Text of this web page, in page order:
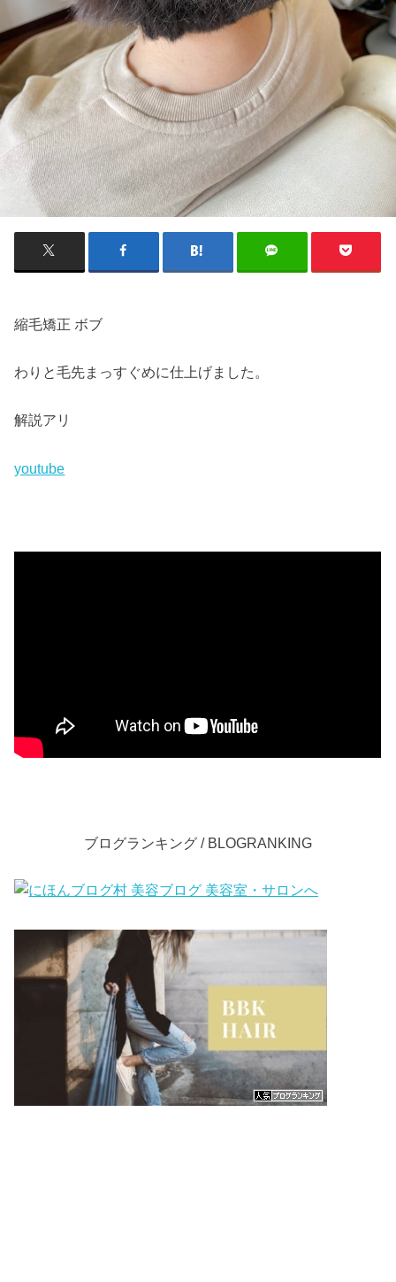
縮毛矯正 ボブ
わりと毛先まっすぐめに仕上げました。
解説アリ
youtube
ブログランキング / BLOGRANKING